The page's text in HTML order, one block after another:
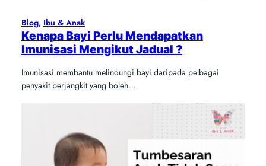
Blog, Ibu & Anak
Kenapa Bayi Perlu Mendapatkan
Imunisasi Mengikut Jadual ?
Imunisasi membantu melindungi bayi daripada pelbagai
penyakit berjangkit yang boleh…